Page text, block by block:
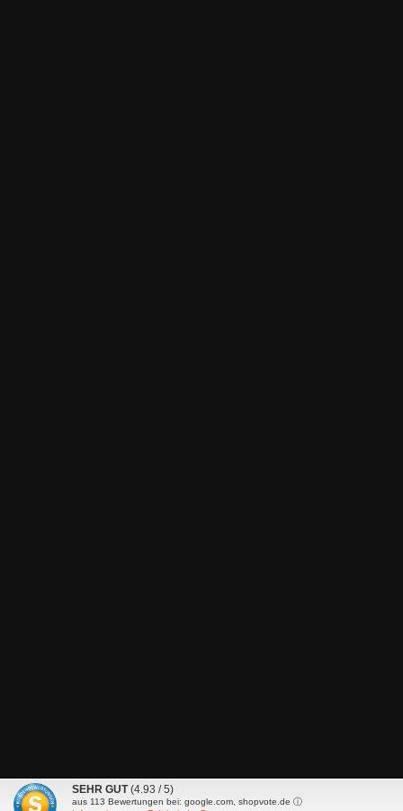
SEHR GUT (4.93 / 5)
aus 113 Bewertungen bei: google.com, shopvote.de ⓘ